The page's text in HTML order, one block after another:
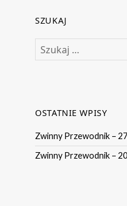
SZUKAJ
OSTATNIE WPISY
Zwinny Przewodnik –
Zwinny Przewodnik –